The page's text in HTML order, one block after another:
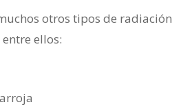
otros tipos de radiación
ellos: